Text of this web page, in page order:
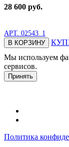
28 600 руб.
АРТ. 02543_1
В КОРЗИНУ
Мы используем
сервисов.
Принять
Политика